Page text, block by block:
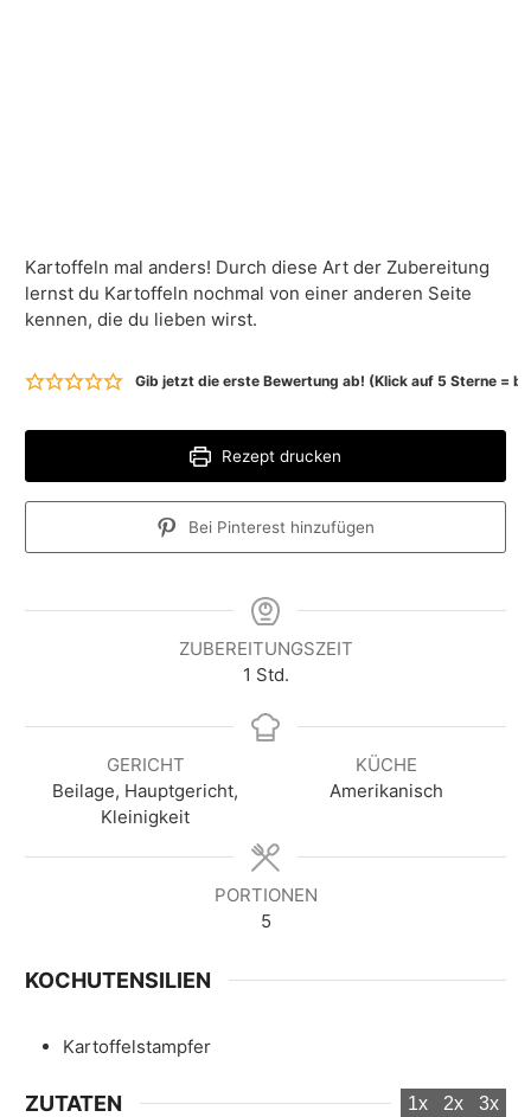
Kartoffeln mal anders! Durch diese Art der Zubereitung
lernst du Kartoffeln nochmal von einer anderen Seite
kennen, die du lieben wirst.
Gib jetzt die erste Bewertung ab! (Klick auf 5 Sterne =
Rezept drucken
Bei Pinterest hinzufügen
ZUBEREITUNGSZEIT
1 S
u
Std.
GERICHT
Beilage, Hauptgericht,
Kleinigkeit
KÜCHE
Amerikanisch
PORTIONEN
5
KOCHUTENSILIEN
Kartoffelstampfer
ZUTATEN 1x 2x 3x